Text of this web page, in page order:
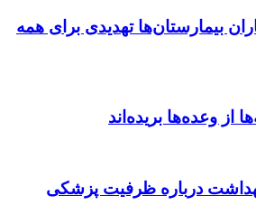
بیمارستان‌ها تهدیدی برای همه
از وعده‌ها بریده‌اند
درباره ظرفیت پزشکی